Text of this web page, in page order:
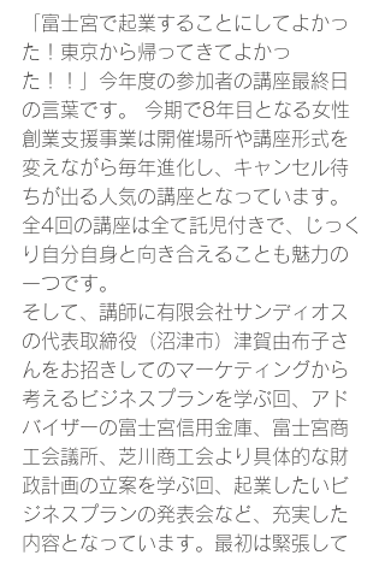
「富士宮で起業することにしてよかっ
た！東京から帰ってきてよかっ
た！！」今年度の参加者の講座最終日
の言葉です。 今期で8年目となる女性
創業支援事業は開催場所や講座形式を
変えながら毎年進化し、キャンセル待
ちが出る人気の講座となっています。
全4回の講座は全て託児付きで、じっく
り自分自身と向き合えることも魅力の
一つです。
そして、講師に有限会社サンディオス
の代表取締役（沼津市）津賀由布子さ
んをお招きしてのマーケティングから
考えるビジネスプランを学ぶ回、アド
バイザーの富士宮信用金庫、富士宮商
工会議所、芝川商工会より具体的な財
政計画の立案を学ぶ回、起業したいビ
ジネスプランの発表会など、充実した
内容となっています。最初は緊張して